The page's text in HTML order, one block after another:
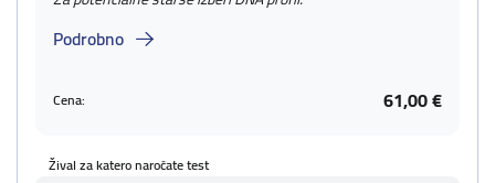
Podrobno
Cena: 61,00 €
Žival za katero naročate test